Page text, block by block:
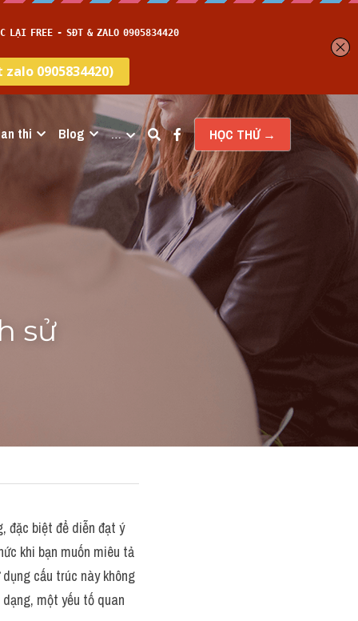
thi Blog … HỌC THỬ →
sử
đặc biệt để diễn đạt ý
khi bạn muốn miêu tả
cấu trúc này không
một yếu tố quan